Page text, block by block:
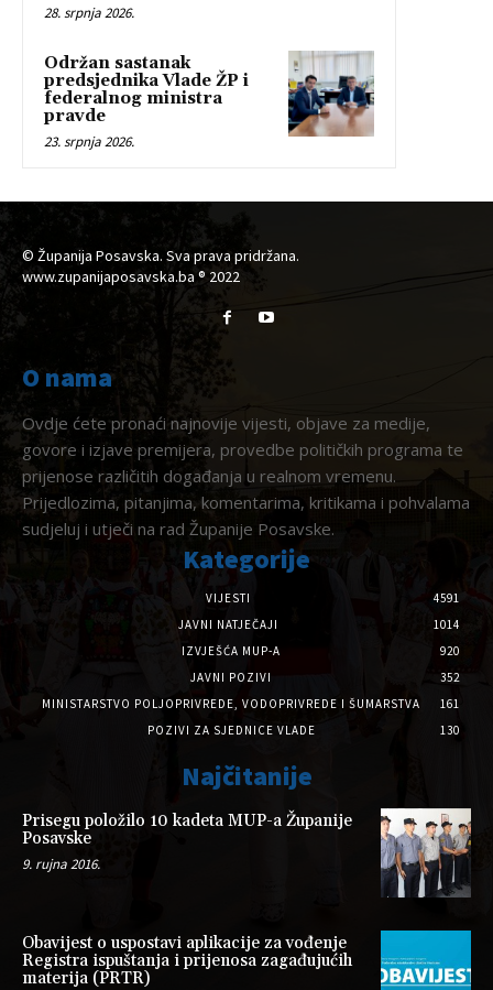
28. srpnja 2026.
Održan sastanak
predsjednika Vlade ŽP i
federalnog ministra
pravde
23. srpnja 2026.
© Županija Posavska. Sva prava pridržana.
www.zupanijaposavska.ba ® 2022
O nama
Ovdje ćete pronaći najnovije vijesti, objave za medije,
govore i izjave premijera, provedbe političkih programa te
prijenose različitih događanja u realnom vremenu.
Prijedlozima, pitanjima, komentarima, kritikama i pohvalama
sudjeluj i utječi na rad Županije Posavske.
Kategorije
VIJESTI
4591
JAVNI NATJEČAJI
1014
IZVJEŠĆA MUP-A
920
JAVNI POZIVI
352
MINISTARSTVO POLJOPRIVREDE, VODOPRIVREDE I ŠUMARSTVA
161
POZIVI ZA SJEDNICE VLADE
130
Najčitanije
Prisegu položilo 10 kadeta MUP-a Županije
Posavske
9. rujna 2016.
Obavijest o uspostavi aplikacije za vođenje
Registra ispuštanja i prijenosa zagađujućih
materija (PRTR)